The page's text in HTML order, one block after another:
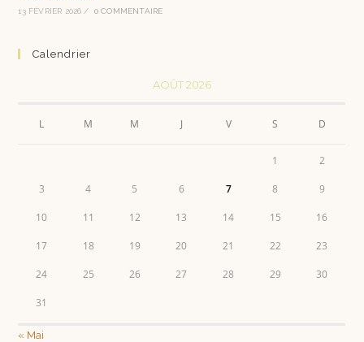
13 FÉVRIER 2026 / 0 COMMENTAIRE
Calendrier
AOÛT 2026
L M M J V S D
1 2
3 4 5 6 7 8 9
10 11 12 13 14 15 16
17 18 19 20 21 22 23
24 25 26 27 28 29 30
31
« Mai